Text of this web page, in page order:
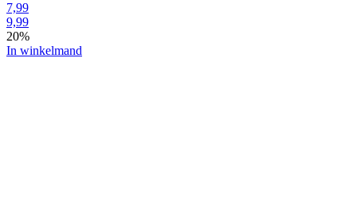
7,99
9,99
20%
In winkelmand